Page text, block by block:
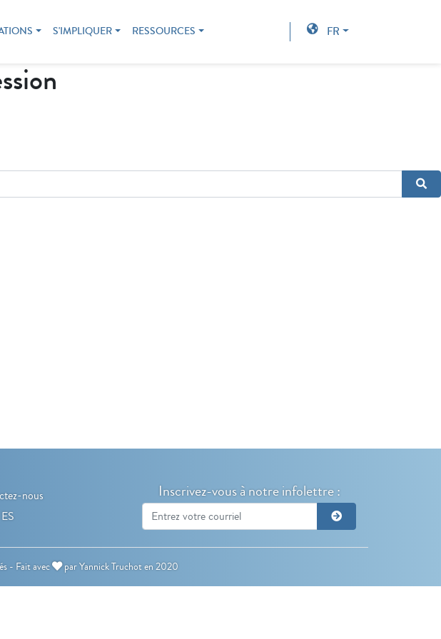
S'IMPLIQUER RESSOURCES FR
nous
ES
Inscrivez-vous à notre infolettre :
- Fait avec parYannick Truchoten 2020